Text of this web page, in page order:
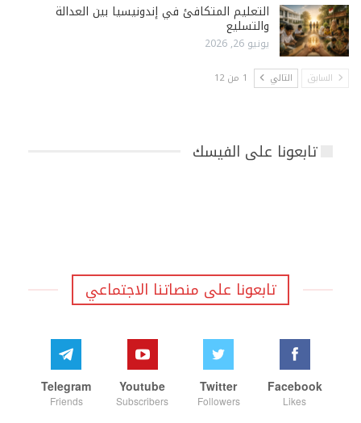
التعليم المتكافئ في إندونيسيا بين العدالة
والتسليع
يونيو 26, 2026
السابق التالي 1 من 12
تابعونا على الفيسك
تابعونا على منصاتنا الاجتماعي
Facebook
Likes
Twitter
Followers
Youtube
Subscribers
Telegram
Friends